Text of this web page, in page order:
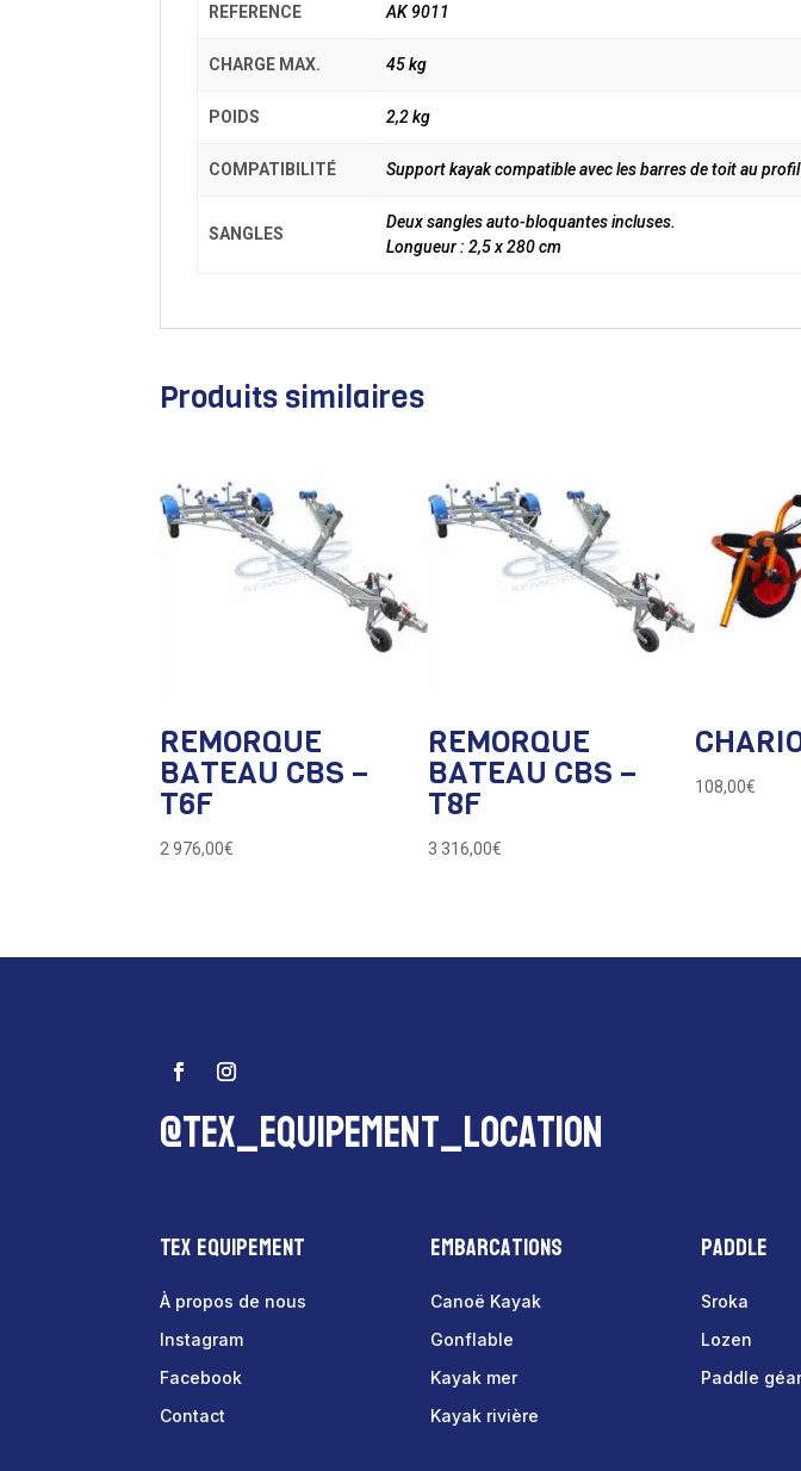
REFERENCE AK 9011
CHARGE MAX. 45 kg
POIDS 2,2 kg
COMPATIBILITÉ Support kayak compatible avec les barres de toit au
SANGLES
Deux sangles auto-bloquantes incluses.
Longueur : 2,5 x 280 cm
Produits similaires
REMORQUE
BATEAU CBS –
T6F
2 976,00€
REMORQUE
BATEAU CBS –
T8F
3 316,00€
108,00€
@tex_equipement_location
Tex Equipement
À propos de nous
Instagram
Facebook
Contact
Embarcations
Canoë Kayak
Gonflable
Kayak mer
Kayak rivière
Paddle
Sroka
Lozen
Paddle